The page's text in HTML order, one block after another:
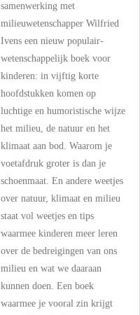
samenwerking met
milieuwetenschapper Wilfried
Ivens een nieuw populair-
wetenschappelijk boek voor
kinderen: in vijftig korte
hoofdstukken komen op
luchtige en humoristische wijze
het milieu, de natuur en het
klimaat aan bod. Waarom je
voetafdruk groter is dan je
schoenmaat. En andere weetjes
over natuur, klimaat en milieu
staat vol weetjes en tips
waarmee kinderen meer leren
over de bedreigingen van ons
milieu en wat we daaraan
kunnen doen. Een boek
waarmee je vooral zin krijgt